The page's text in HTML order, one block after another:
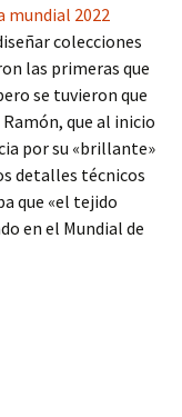
mundial 2022
colecciones
las primeras que
se tuvieron que
que al inicio
por su «brillante»
detalles técnicos
que «el tejido
en el Mundial de